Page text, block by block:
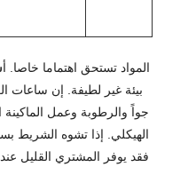
المواد تستحق اهتماما خاصا. أ
بيئة غير لطيفة. إن ساعات
جواً والرطوبة وعمل الماكينة
الهيكلي. إذا تشوه الشريط
فقد يوفر المشتري القليل